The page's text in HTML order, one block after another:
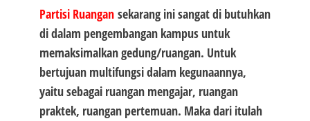
Partisi Ruangansekarang ini sangat di butuhkan
di dalam pengembangan kampus untuk
memaksimalkan gedung/ruangan. Untuk
bertujuan multifungsi dalam kegunaannya,
yaitu sebagai ruangan mengajar, ruangan
praktek, ruangan pertemuan. Maka dari itulah